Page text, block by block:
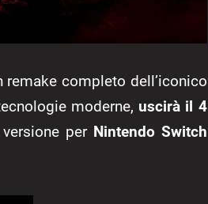
remake completo dell’iconico
moderne, uscirà il 4
perNintendo Switch